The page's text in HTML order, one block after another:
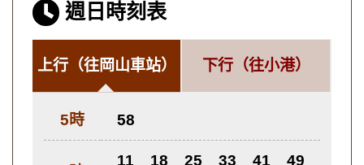
週日時刻表
上行（往岡山車站） 下行（往小港）
5時 58
11 18 25 33 41
49